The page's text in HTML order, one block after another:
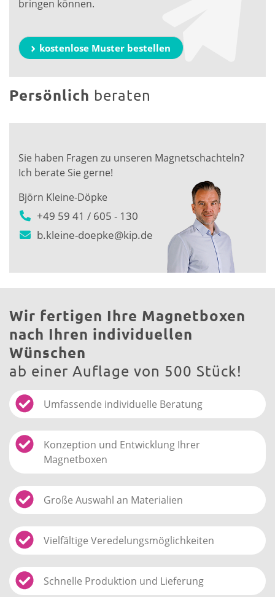
bringen können.
kostenlose Muster bestellen
Persönlich beraten
Sie haben Fragen zu unseren Magnetschachteln?
Ich berate Sie gerne!
Björn Kleine-Döpke
+49 59 41 / 605 - 130
b.kleine-doepke@kip.de
Wir fertigen Ihre Magnetboxen
nach Ihren individuellen
Wünschen
ab einer Auflage von 500 Stück!
Umfassende individuelle Beratung
Konzeption und Entwicklung Ihrer
Magnetboxen
Große Auswahl an Materialien
Vielfältige Veredelungsmöglichkeiten
Schnelle Produktion und Lieferung